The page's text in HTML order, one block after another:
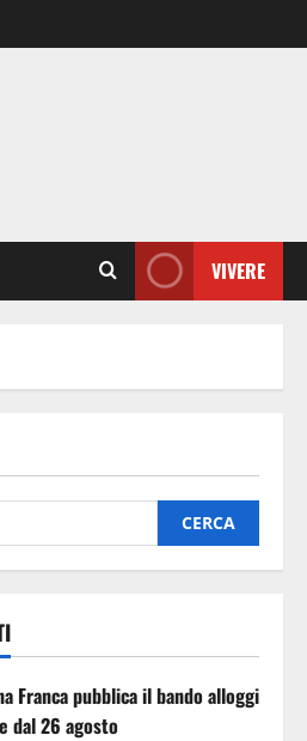
VIVERE
Franca pubblica il bando alloggi
dal 26 agosto